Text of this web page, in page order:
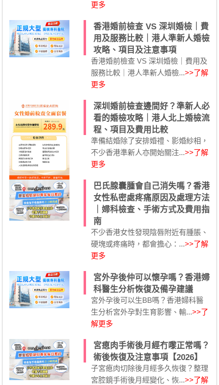
更多
香港婚前檢查 VS 深圳婚檢｜費
用及服務比較｜港人準新人婚檢
攻略、項目及注意事項
香港婚前檢查 VS 深圳婚檢｜費用及
服務比較｜港人準新人婚檢...>>了解
更多
深圳婚前檢查邊間好？準新人必
看的婚檢攻略｜港人北上婚檢流
程、項目及費用比較
準備結婚除了安排婚禮、影婚紗相，
不少香港準新人亦開始關注...>>了解
更多
巴氏腺囊腫會自己消失嗎？香港
女性私密處疼痛原因及處理方法
｜婦科檢查、手術方式及費用指
南
不少香港女性發現陰唇附近有腫脹、
硬塊或疼痛時，都會擔心：...>>了解
更多
宮外孕後仲可以懷孕嗎？香港婦
科醫生分析恢復及備孕建議
宮外孕後可以生BB嗎？香港婦科醫
生分析宮外孕對生育影響、輸...>>了
解更多
宮瘜肉手術後月經冇嚟正常嗎？
術後恢復及注意事項【2026】
子宮瘜肉切除後月經多久恢復？整理
宮腔鏡手術後月經變化、恢...>>了解